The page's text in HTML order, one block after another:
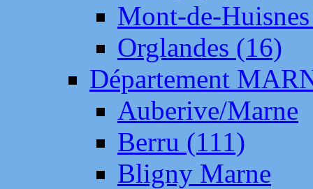
Mont-de-
Orglandes (16)
Département
Auberive/Marne
Berru (111)
Bligny Marne